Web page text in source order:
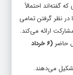
گفته‌اند احتمالاً
در نظر گرفتن تمامی
ارائه می‌کند.
حاضر
(۶ خرداد
آنها را زنان تشکیل می‌دهند.